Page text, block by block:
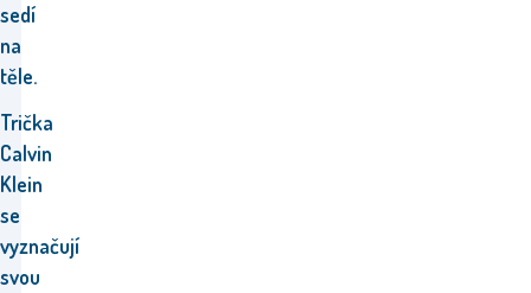
sedí
na
těle.
Trička
Calvin
Klein
se
vyznačují
svou